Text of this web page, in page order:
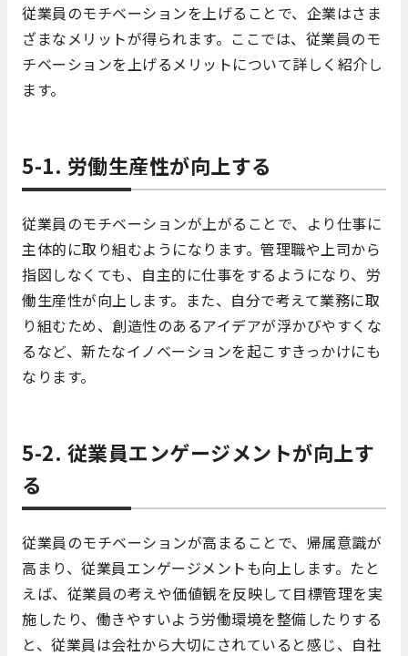
従業員のモチベーションを上げることで、企業はさま
ざまなメリットが得られます。ここでは、従業員のモ
チベーションを上げるメリットについて詳しく紹介し
ます。
5-1. 労働生産性が向上する
従業員のモチベーションが上がることで、より仕事に
主体的に取り組むようになります。管理職や上司から
指図しなくても、自主的に仕事をするようになり、労
働生産性が向上します。また、自分で考えて業務に取
り組むため、創造性のあるアイデアが浮かびやすくな
るなど、新たなイノベーションを起こすきっかけにも
なります。
5-2. 従業員エンゲージメントが向上す
る
従業員のモチベーションが高まることで、帰属意識が
高まり、従業員エンゲージメントも向上します。たと
えば、従業員の考えや価値観を反映して目標管理を実
施したり、働きやすいよう労働環境を整備したりする
と、従業員は会社から大切にされていると感じ、自社